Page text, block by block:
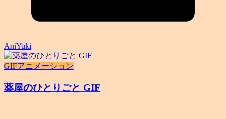
AniYuki
GIFアニメーション
薬屋のひとりごと GIF